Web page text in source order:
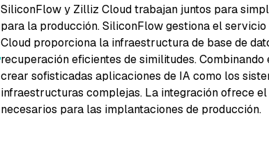
SiliconFlow y Zilliz Cloud trabajan juntos para
para la producción. SiliconFlow gestiona el
Cloud proporciona la infraestructura de base de
recuperación eficientes de similitudes.
crear sofisticadas aplicaciones de IA como los
infraestructuras complejas. La integración ofrece
necesarios para las implantaciones de producción.